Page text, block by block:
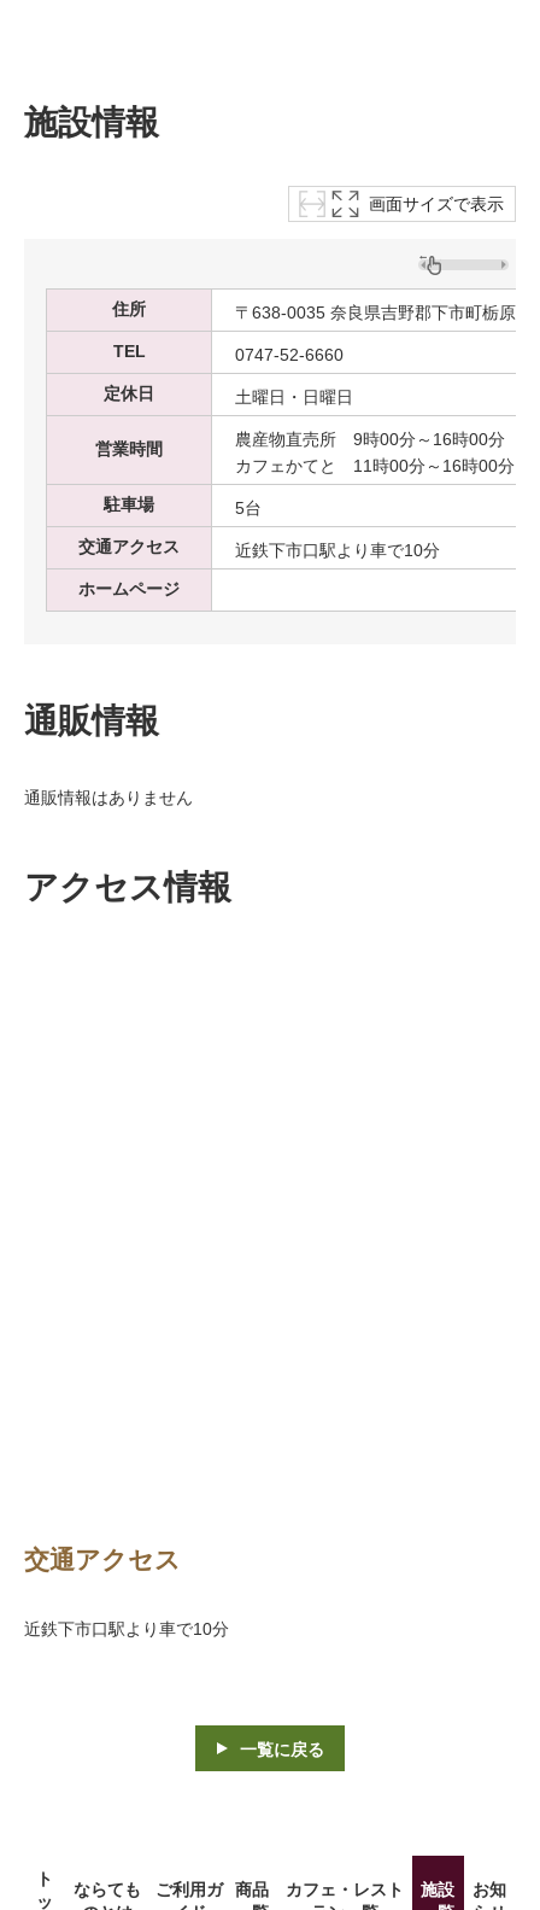
施設情報
画面サイズで表示
住所
〒638-0035 奈良県吉野郡下市町栃原
TEL
0747-52-6660
定休日
土曜日・日曜日
営業時間
農産物直売所 9時00分～16時00分
カフェかてと 11時00分～16時00分
駐車場
5台
交通アクセス
近鉄下市口駅より車で10分
ホームページ
通販情報
通販情報はありません
アクセス情報
交通アクセス
近鉄下市口駅より車で10分
一覧に戻る
ト
ッ
ならても
ご利用ガ
商品
カフェ・レスト
施設
お知